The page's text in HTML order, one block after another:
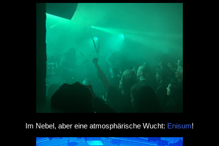
Im Nebel, aber eine atmosphärische Wucht: Enisum!